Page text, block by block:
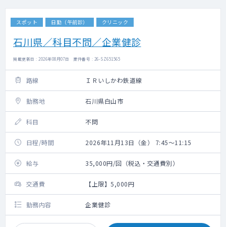
スポット 日勤（午前診） クリニック
石川県／科目不問／企業健診
掲載更新日 : 2026年08月07日 案件番号 : 26-SZ651565
路線 ＩＲいしかわ鉄道線
勤務地 石川県白山市
科目 不問
日程/時間 2026年11月13日（金） 7:45～11:15
給与 35,000円/回（税込・交通費別）
交通費 【上限】5,000円
勤務内容 企業健診